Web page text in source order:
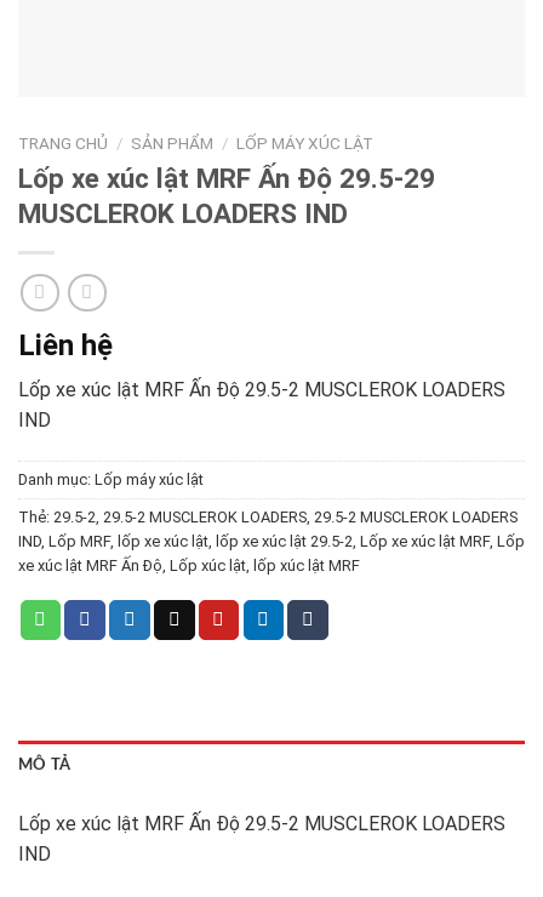
TRANG CHỦ / SẢN PHẨM / LỐP MÁY XÚC LẬT
Lốp xe xúc lật MRF Ấn Độ 29.5-29
MUSCLEROK LOADERS IND
Liên hệ
Lốp xe xúc lật MRF Ấn Độ 29.5-2 MUSCLEROK LOADERS
IND
Danh mục: Lốp máy xúc lật
Thẻ: 29.5-2, 29.5-2 MUSCLEROK LOADERS, 29.5-2 MUSCLEROK LOADERS
IND, Lốp MRF, lốp xe xúc lật, lốp xe xúc lật 29.5-2, Lốp xe xúc lật MRF, Lốp
xe xúc lật MRF Ấn Độ, Lốp xúc lật, lốp xúc lật MRF
MÔ TẢ
Lốp xe xúc lật MRF Ấn Độ 29.5-2 MUSCLEROK LOADERS
IND